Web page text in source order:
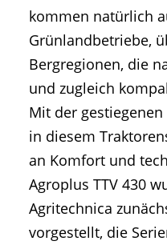
kommen natürlich
Grünlandbetriebe,
Bergregionen, die
und zugleich
Mit der
in diesem
an Komfort und
Agroplus TTV 430
Agritechnica
vorgestellt, die